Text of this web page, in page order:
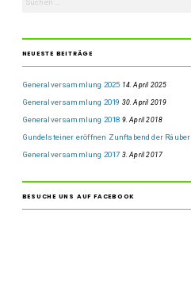
NEUESTE BEITRÄGE
Generalversammlung 2025 14. April 2025
Generalversammlung 2019 30. April 2019
Generalversammlung 2018 9. April 2018
Gundelsteiner eröffnen Zunftabend der Räuber
Generalversammlung 2017 3. April 2017
BESUCHE UNS AUF FACEBOOK